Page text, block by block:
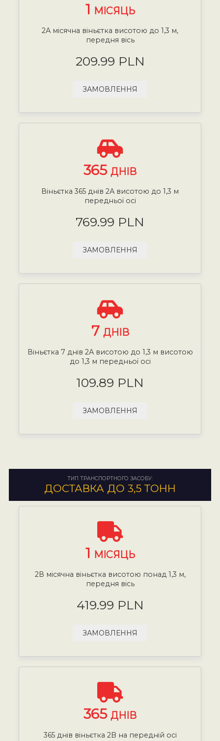
1 МІСЯЦЬ
2А місячна віньєтка висотою до 1,3 м,
передня вісь
209.99 PLN
ЗАМОВЛЕННЯ
365 ДНІВ
Віньєтка 365 днів 2А висотою до 1,3 м
передньої осі
769.99 PLN
ЗАМОВЛЕННЯ
7 ДНІВ
Віньєтка 7 днів 2А висотою до 1,3 м висотою
до 1,3 м передньої осі
109.89 PLN
ЗАМОВЛЕННЯ
ТИП ТРАНСПОРТНОГО ЗАСОБУ:
ДОСТАВКА ДО 3,5 ТОНН
1 МІСЯЦЬ
2В місячна віньєтка висотою понад 1,3 м,
передня вісь
419.99 PLN
ЗАМОВЛЕННЯ
365 ДНІВ
365 днів віньєтка 2B на передній осі